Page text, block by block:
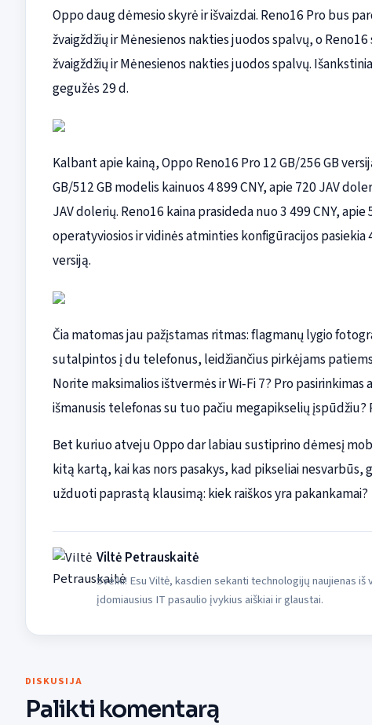
Oppo daug dėmesio skyrė ir išvaizdai. Reno16 Pro bus
žvaigždžių ir Mėnesienos nakties juodos spalvų, o
žvaigždžių ir Mėnesienos nakties juodos spalvų.
gegužės 29 d.
Kalbant apie kainą, Oppo Reno16 Pro 12 GB/256 GB
GB/512 GB modelis kainuos 4 899 CNY, apie 720 JAV
JAV dolerių. Reno16 kaina prasideda nuo 3 499 CNY,
operatyviosios ir vidinės atminties konfigūracijos pasiekia
versiją.
Čia matomas jau pažįstamas ritmas: flagmanų lygio
sutalpintos į du telefonus, leidžiančius pirkėjams
Norite maksimalios ištvermės ir Wi‑Fi 7? Pro
išmanusis telefonas su tuo pačiu megapikselių įspūdžiu?
Bet kuriuo atveju Oppo dar labiau sustiprino dėmesį
kitą kartą, kai kas nors pasakys, kad pikseliai
užduoti paprastą klausimą: kiek raiškos yra pakankamai?
Viltė Petrauskaitė
Sveiki! Esu Viltė, kasdien sekanti technologijų naujienas
įdomiausius IT pasaulio įvykius aiškiai ir glaustai.
DISKUSIJA
Palikti komentarą